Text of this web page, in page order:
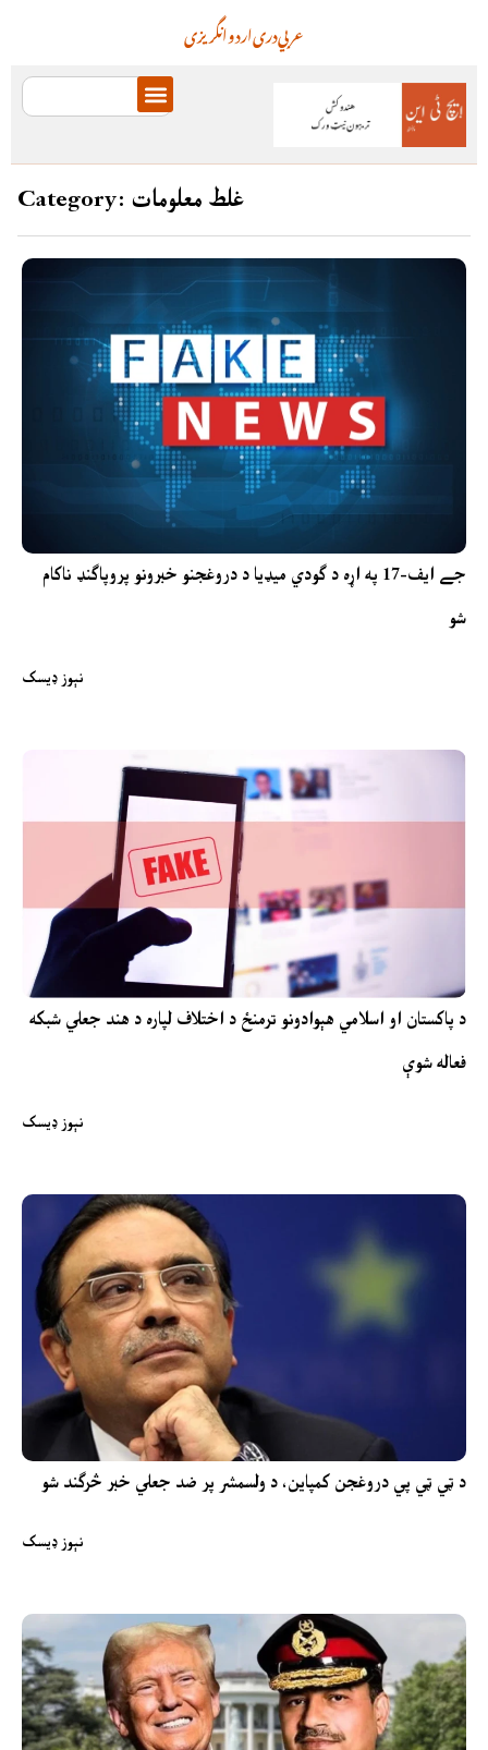
انگریزیاردودریعربي
Category: غلط معلومات
جے ایف-17 په اړه د ګودي میډیا د دروغجنو خبرونو پروپاګنډ ناکام
شو
نېوز ډیسک
د پاکستان او اسلامي هېوادونو ترمنځ د اختلاف لپاره د هند جعلي شبکه
فعاله شوې
نېوز ډیسک
د ټي ټي پي دروغجن کمپاین، د ولسمشر پر ضد جعلي خبر څرګند شو
نېوز ډیسک